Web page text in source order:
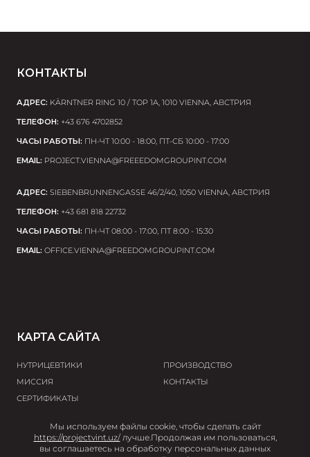
Мы используем файлы cookie, чтобы сделать сайт
https://projectvint.uz/лучше.Продолжая им пользоваться,
вы соглашаетесь на обработку персональных данных
КОНТАКТЫ
АДРЕС: KÄRNTNER RING 10 / TOP 1A, 1010 VIENNA, АВСТРИЯ
ТЕЛЕФОН: +43 676 4702852
ЧАСЫ РАБОТЫ: ПН-ЧТ 10:00 - 18:00, ПТ-СБ 10:00 - 17:00
EMAIL: PROJECT.VIENNA@FREEEDOMGROUPINT.COM
АДРЕС: SIEBENBRUNNENGASSE 46/2/40, 1050 VIENNA, АВСТРИЯ
ТЕЛЕФОН: +43 681 818 22732
ЧАСЫ РАБОТЫ: ПН-ЧТ 08:00 - 17:00, ПТ 8:00 - 15:30
EMAIL: OFFICE.VIENNA@FREEDOMGROUPINT.COM
КАРТА САЙТА
НУТРИЦЕВТИКИ
МИССИЯ
СЕРТИФИКАТЫ
ПРОИЗВОДСТВО
КОНТАКТЫ
© 2026 Project V